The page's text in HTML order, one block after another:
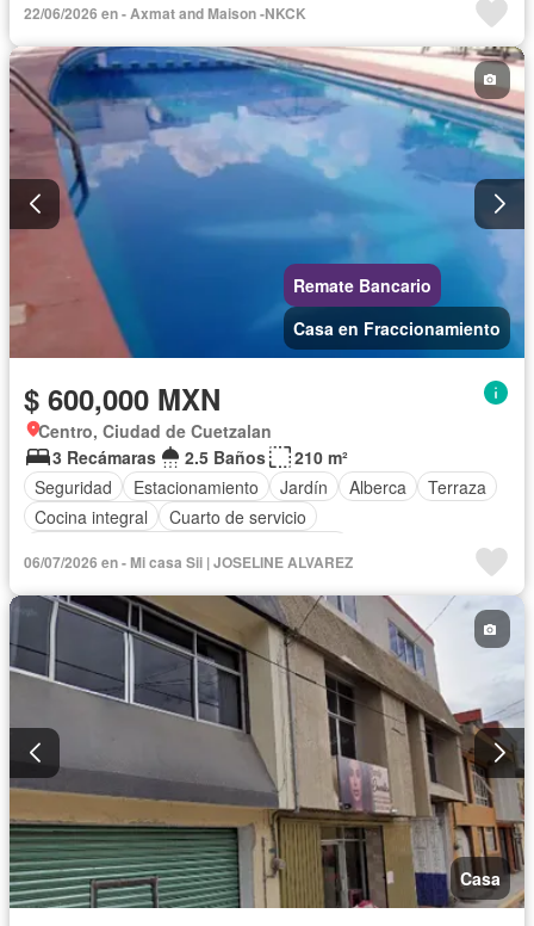
22/06/2026 en - Axmat and Maison -NKCK
Remate Bancario
Casa en Fraccionamiento
$ 600,000 MXN
Centro, Ciudad de Cuetzalan
3 Recámaras
2.5 Baños
210 m²
Seguridad
Estacionamiento Jardín Alberca
Terraza
Cocina integral
Cuarto de servicio
Recámara con closet
Caseta de vigilancia
06/07/2026 en - Mi casa Sii | JOSELINE ALVAREZ
Casa